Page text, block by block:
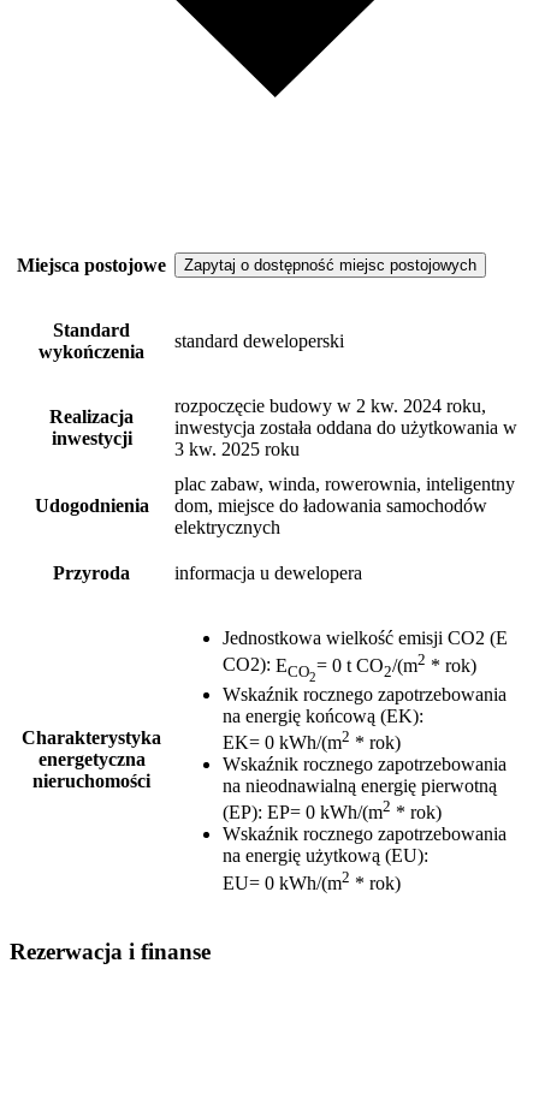
Miejsca postojowe Zapytaj o dostępność miejsc postojowych
Standard
wykończenia
standard deweloperski
Realizacja
inwestycji
rozpoczęcie budowy w 2 kw. 2024 roku,
inwestycja została oddana do użytkowania w
3 kw. 2025 roku
Udogodnienia
plac zabaw, winda, rowerownia, inteligentny
dom, miejsce do ładowania samochodów
elektrycznych
Przyroda informacja u dewelopera
Charakterystyka
energetyczna
nieruchomości
Jednostkowa wielkość emisji CO2 (E
CO2): ECO2
= 0 t CO2/(m2 * rok)
Wskaźnik rocznego zapotrzebowania
na energię końcową (EK):
EK= 0 kWh/(m2 * rok)
Wskaźnik rocznego zapotrzebowania
na nieodnawialną energię pierwotną
(EP): EP= 0 kWh/(m2 * rok)
Wskaźnik rocznego zapotrzebowania
na energię użytkową (EU):
EU= 0 kWh/(m2 * rok)
Rezerwacja i finanse